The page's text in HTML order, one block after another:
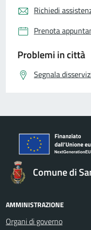
Richiedi
Prenota
Problemi in città
Segnala
Comune di
AMMINISTRAZIONE
Organi di governo